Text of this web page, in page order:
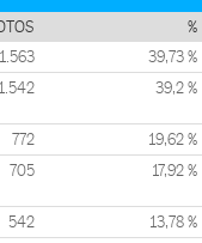
%
1.563 39,73 %
1.542 39,2 %
772 19,62 %
705 17,92 %
542 13,78 %